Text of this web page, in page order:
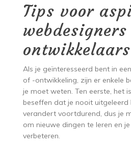
Tips voor
ontwikkelaars
Als je geïnteresseerd bent in
of -ontwikkeling, zijn er enkele
je moet weten. Ten eerste, het
beseffen dat je nooit uitgeleerd
verandert voortdurend, dus je
om nieuwe dingen te leren en
verbeteren.